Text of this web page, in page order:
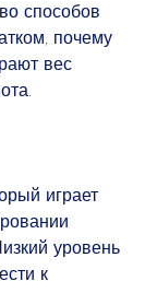
способов
почему
вес
играет
уровень
к